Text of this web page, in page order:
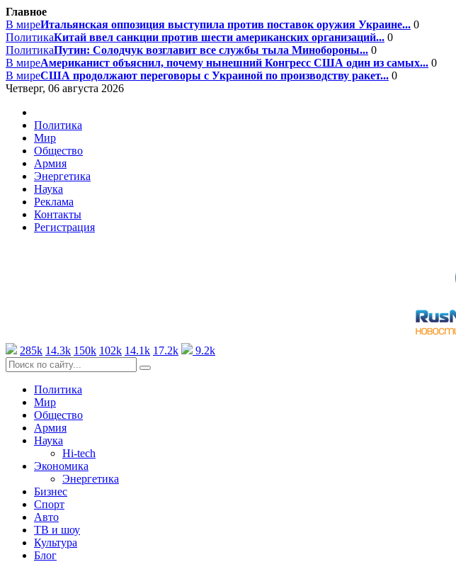
Главное
В миреИтальянская оппозиция выступила против поставок оружия Украине... 0
ПолитикаКитай ввел санкции против шести американских организаций... 0
ПолитикаПутин: Солодчук возглавит все службы тыла Минобороны... 0
В миреАмериканист объяснил, почему нынешний Конгресс США один из самых... 0
В миреСША продолжают переговоры с Украиной по производству ракет... 0
Четверг, 06 августа 2026
Политика
Мир
Общество
Армия
Энергетика
Наука
Реклама
Контакты
Регистрация
285k 14.3k 150k 102k 14.1k 17.2k 9.2k
Политика
Мир
Общество
Армия
Наука
Hi-tech
Экономика
Энергетика
Бизнес
Спорт
Авто
ТВ и шоу
Культура
Блог